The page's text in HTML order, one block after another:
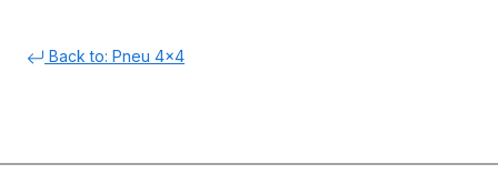
Back to: Pneu 4x4